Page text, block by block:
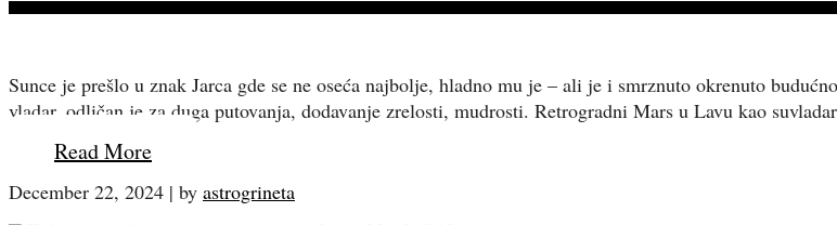
Sunce je prešlo u znak Jarca gde se ne oseća najbolje, hladno mu je – ali je i smrznuto okrenuto
vladar, odličan je za duga putovanja, dodavanje zrelosti, mudrosti. Retrogradni Mars u Lavu kao
Read More
December 22, 2024 | by astrogrineta